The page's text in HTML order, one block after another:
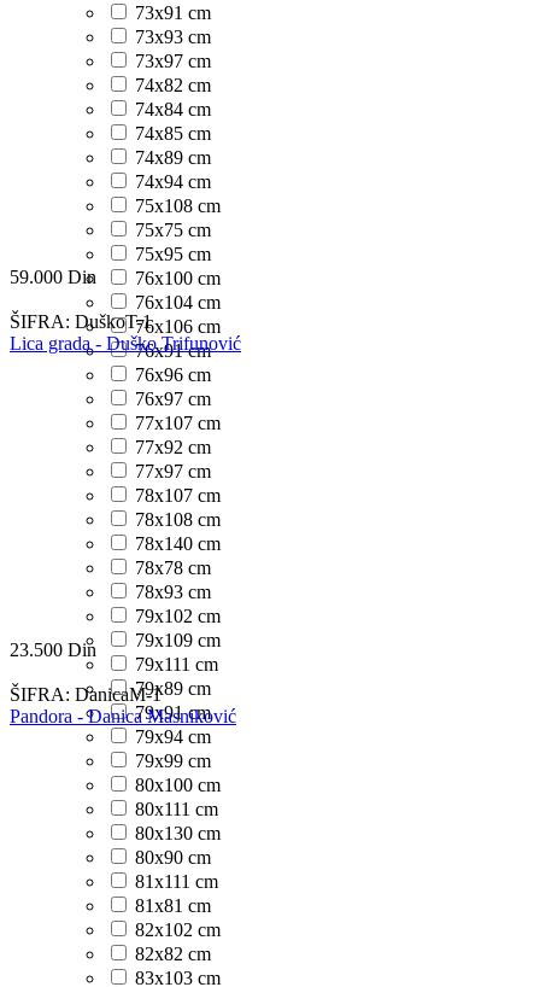
73x91 cm
73x93 cm
73x97 cm
74x82 cm
74x84 cm
74x85 cm
74x89 cm
74x94 cm
75x108 cm
75x75 cm
75x95 cm
76x100 cm
76x104 cm
76x106 cm
76x91 cm
76x96 cm
76x97 cm
77x107 cm
77x92 cm
77x97 cm
78x107 cm
78x108 cm
78x140 cm
78x78 cm
78x93 cm
79x102 cm
79x109 cm
79x111 cm
79x89 cm
79x91 cm
79x94 cm
79x99 cm
80x100 cm
80x111 cm
80x130 cm
80x90 cm
81x111 cm
81x81 cm
82x102 cm
82x82 cm
83x103 cm
59.000 Din
ŠIFRA: DuškoT-1
Lica grada - Duško Trifunović
23.500 Din
ŠIFRA: DanicaM-1
Pandora - Danica Masniković